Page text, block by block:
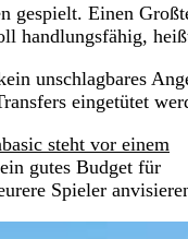
gespielt. Einen
handlungsfähig,
unschlagbares
eingetütet
steht vor einem
gutes Budget für
Spieler